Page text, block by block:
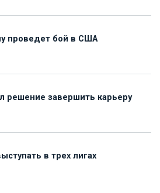
проведет бой в США
решение завершить карьеру
в трех лигах